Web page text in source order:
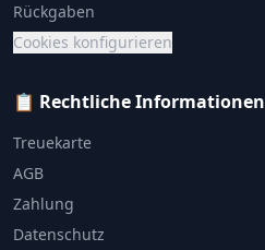
Rückgaben
Cookies konfigurieren
📋 Rechtliche Informationen
Treuekarte
AGB
Zahlung
Datenschutz